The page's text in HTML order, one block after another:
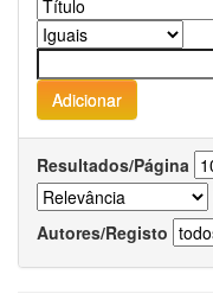
Resultados/Página
Autores/Registo